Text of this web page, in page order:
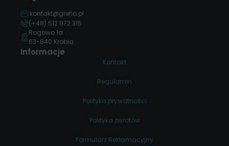
kontakt@grefio.pl
(+48) 512 072 315
Rogowo 1a
63-840 Krobia
Informacje
Kontakt
Regulamin
Polityka prywatności
Polityka zwrotów
Formularz Reklamacyjny